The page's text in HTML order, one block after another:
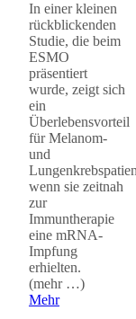
In einer kleinen
rückblickenden
Studie, die beim
ESMO
präsentiert
wurde, zeigt sich
ein
Überlebensvorteil
für Melanom-
und
wenn sie zeitnah
zur
Immuntherapie
eine mRNA-
Impfung
erhielten.
(mehr …)
Mehr